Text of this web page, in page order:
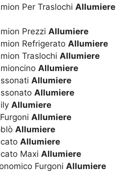
Per Traslochi Allumiere
Prezzi Allumiere
Refrigerato Allumiere
Traslochi Allumiere
Allumiere
Allumiere
Allumiere
Allumiere
Allumiere
Allumiere
Allumiere
Maxi Allumiere
Furgoni Allumiere